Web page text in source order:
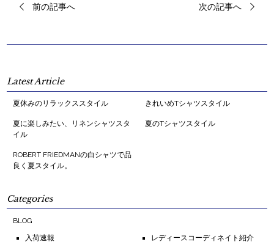
前の記事へ 次の記事へ
Latest Article
夏休みのリラックススタイル きれいめTシャツスタイル
夏に楽しみたい、リネンシャツスタ
イル
夏のTシャツスタイル
ROBERT FRIEDMANの白シャツで品
良く夏スタイル。
Categories
BLOG
入荷速報
レディースコーディネイト紹介